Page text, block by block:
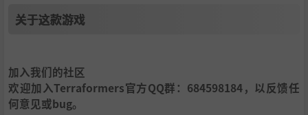
关于这款游戏
加入我们的社区
欢迎加入Terraformers官方QQ群：684598184，以反馈任
何意见或bug。